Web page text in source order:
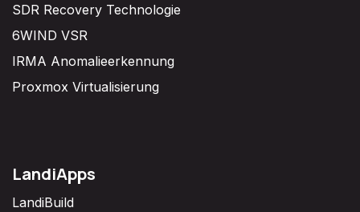
SDR Recovery Technologie
6WIND VSR
IRMA Anomalieerkennung
Proxmox Virtualisierung
LandiApps
LandiBuild